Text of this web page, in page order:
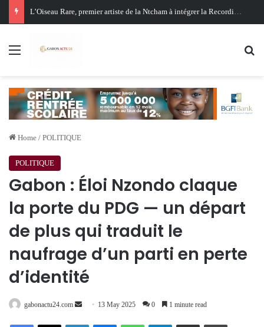
Oligui Nguema au Ghana : Libreville mise sur Accra pour renforcer sa stratégie diplomatique et économique
Menu
Home / POLITIQUE
POLITIQUE
Gabon : Éloi Nzondo claque
la porte du PDG — un départ
de plus qui traduit le
naufrage d’un parti en perte
d’identité
gabonactu24.com
Send 13 May 2025 0 1 minute read
FacebookX LinkedInMessengerWhatsAppTelegramShare via Email Print